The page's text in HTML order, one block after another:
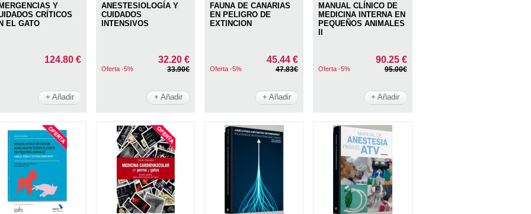
Y
CRÍTICOS
EL GATO
124.80 €
+ Añadir
ANESTESIOLOGÍA Y
CUIDADOS
INTENSIVOS
32.20 €
Oferta -5% 33.90€
+ Añadir
FAUNA DE CANARIAS
EN PELIGRO DE
EXTINCION
45.44 €
Oferta -5% 47.83€
+ Añadir
MANUAL CLÍNICO DE
MEDICINA INTERNA EN
PEQUEÑOS ANIMALES
90.25 €
Oferta -5% 95.00€
+ Añadir